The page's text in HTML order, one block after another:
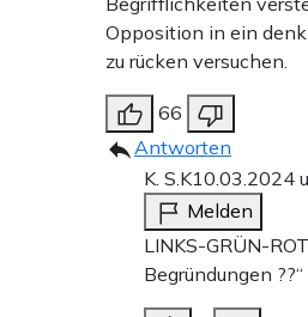
Opposition in ein
zu rücken versuchen.
66
Antworten
K. S.K10.03.2024
Melden
LINKS-GRÜN-
Begründungen ??“